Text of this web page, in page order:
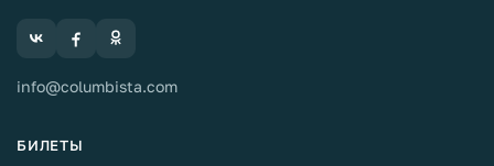
info@columbista.com
БИЛЕТЫ